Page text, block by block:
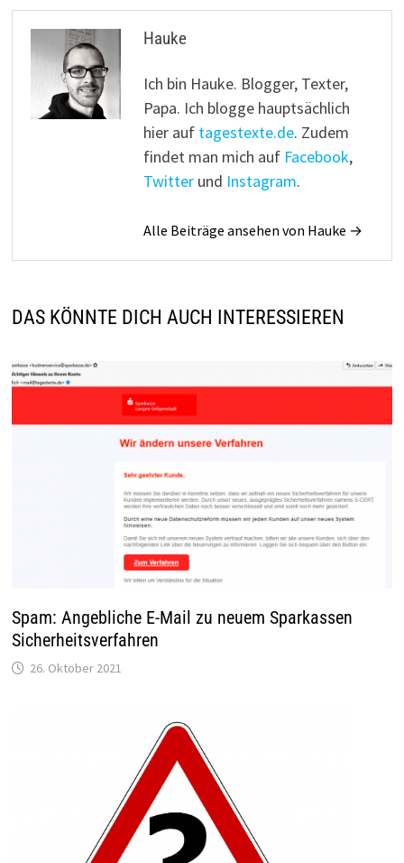
Hauke
Ich bin Hauke. Blogger, Texter,
Papa. Ich blogge hauptsächlich
hier auf tagestexte.de. Zudem
findet man mich auf Facebook,
Twitterund Instagram.
Alle Beiträge ansehen von Hauke →
DAS KÖNNTE DICH AUCH INTERESSIEREN
Spam: Angebliche E-Mail zu neuem Sparkassen
Sicherheitsverfahren
26. Oktober 2021